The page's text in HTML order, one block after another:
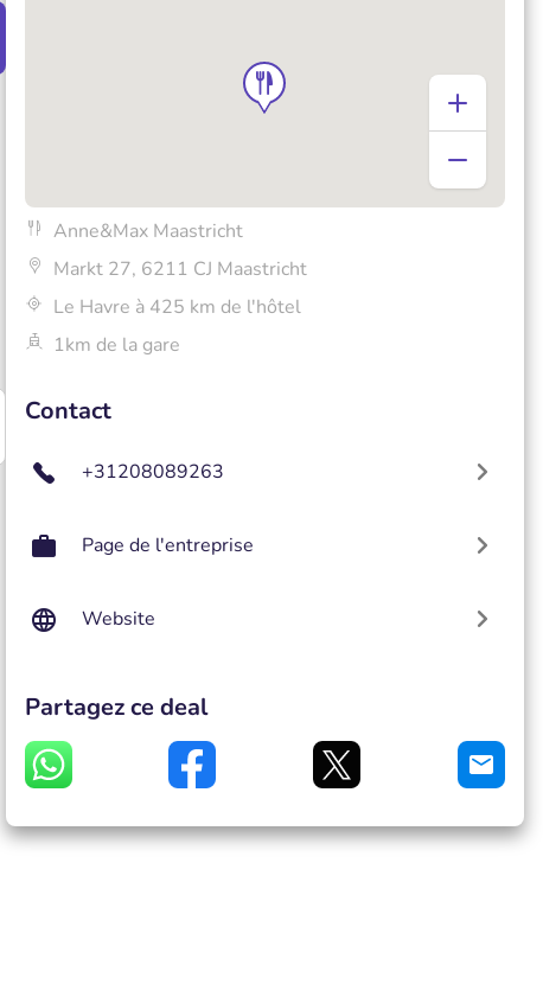
Anne&Max Maastricht
Markt 27, 6211 CJ Maastricht
Le Havre à 425 km de l'hôtel
1km de la gare
Contact
+31208089263
Page de l'entreprise
Website
Partagez ce deal